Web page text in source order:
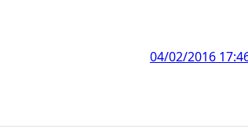
04/02/2016